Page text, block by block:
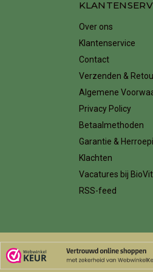
Over ons
Klantenservice
Contact
Verzenden &
Algemene
Privacy Policy
Betaalmethoden
Garantie &
Klachten
Vacatures bij
RSS-feed